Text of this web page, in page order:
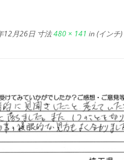
12月26日 寸法480 × 141 in (インチ)